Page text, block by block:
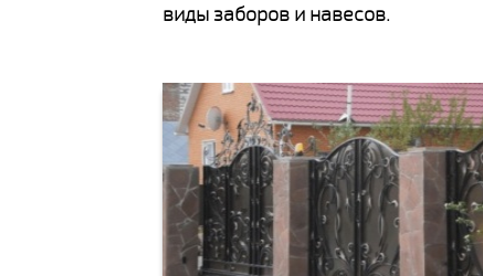
виды заборов и навесов.